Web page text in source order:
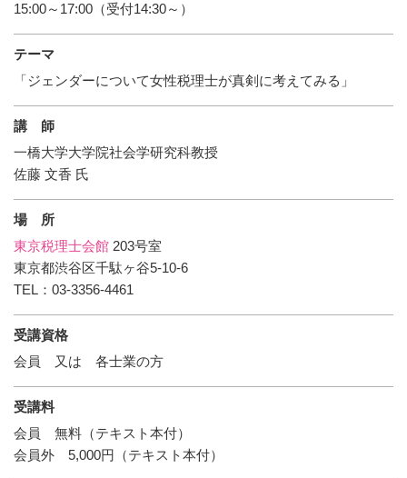
15:00～17:00（受付14:30～）
テーマ
「ジェンダーについて女性税理士が真剣に考えてみる」
講 師
一橋大学大学院社会学研究科教授
佐藤 文香 氏
場 所
東京税理士会館 203号室
東京都渋谷区千駄ヶ谷5-10-6
TEL：03-3356-4461
受講資格
会員 又は 各士業の方
受講料
会員 無料（テキスト本付）
会員外 5,000円（テキスト本付）